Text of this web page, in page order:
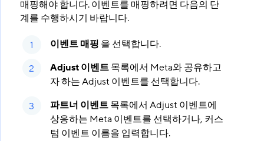
매핑해야 합니다. 이벤트를 매핑하려면 다음의 단
계를 수행하시기 바랍니다.
이벤트 매핑 을 선택합니다.
Adjust 이벤트목록에서 Meta와 공유하고
자 하는 Adjust 이벤트를 선택합니다.
파트너 이벤트목록에서 Adjust 이벤트에
상응하는 Meta 이벤트를 선택하거나, 커스
텀 이벤트 이름을 입력합니다.